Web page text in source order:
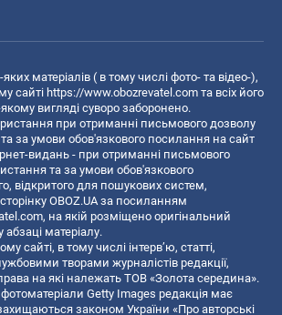
матеріалів ( в тому числі фото- та відео-),
сайті https://www.obozrevatel.com та всіх його
вигляді суворо заборонено.
при отриманні письмового дозволу
за умови обов'язкового посилання на сайт
видань - при отриманні письмового
та за умови обов'язкового
відкритого для пошукових систем,
OBOZ.UA за посиланням
, на якій розміщено оригінальний
матеріалу.
сайті, в тому числі інтерв’ю, статті,
творами журналістів редакції,
на які належать ТОВ «Золота середина».
фотоматеріали Getty Images редакція має
законом України «Про авторські